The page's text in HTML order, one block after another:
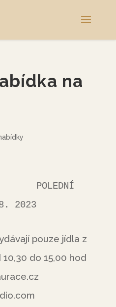
na
2023
pouze jídla z
do 15,00 hod